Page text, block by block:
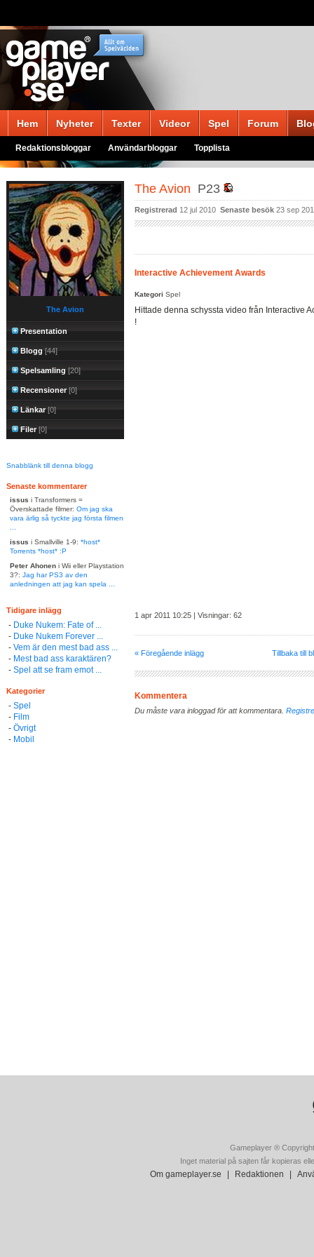
Hem Nyheter Texter Videor Spel Forum
Redaktionsbloggar Användarbloggar Topplista
The Avion
Presentation
Blogg [44]
Spelsamling [20]
Recensioner[0]
Länkar[0]
Filer[0]
Snabblänk till denna blogg
Senaste kommentarer
issus i Transformers =
Överskattade filmer: Om jag ska
vara ärlig så tyckte jag första filmen
issus i Smallville 1-9: *host*
Torrents *host* :P
Peter Ahonen i Wii eller Playstation
3?: Jag har PS3 av den
anledningen att jag kan spela ...
Tidigare inlägg
- Duke Nukem: Fate of ...
- Duke Nukem Forever ...
- Vem är den mest bad ass ...
- Mest bad ass karaktären?
- Spel att se fram emot ...
Kategorier
- Spel
- Film
- Övrigt
- Mobil
The Avion P23
Registrerad 12 jul 2010 Senaste besök 23 sep
Interactive Achievement Awards
Kategori Spel
Hittade denna schyssta video från Interactive
!
1 apr 2011 10:25 | Visningar: 62
« Föregående inlägg Tillbaka till
Kommentera
Du måste vara inloggad för att kommentara.
Gameplayer ®
Inget material på sajten får kopieras
Om gameplayer.se Redaktionen